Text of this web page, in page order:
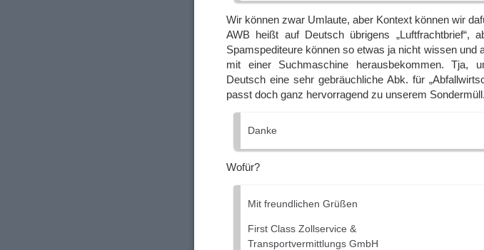
Wir können zwar Umlaute, aber Kontext können wir
AWB heißt auf Deutsch übrigens „Luftfrachtbrief“,
Spamspediteure können so etwas ja nicht wissen und
mit einer Suchmaschine herausbekommen. Tja,
Deutsch eine sehr gebräuchliche Abk. für
passt doch ganz hervorragend zu unserem Sondermüll.
Danke
Wofür?
Mit freundlichen Grüßen
First Class Zollservice &
Transportvermittlungs GmbH